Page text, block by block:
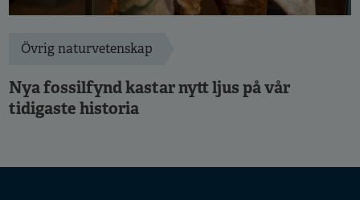
Övrig naturvetenskap
Nya fossilfynd kastar nytt ljus på vår
tidigaste historia